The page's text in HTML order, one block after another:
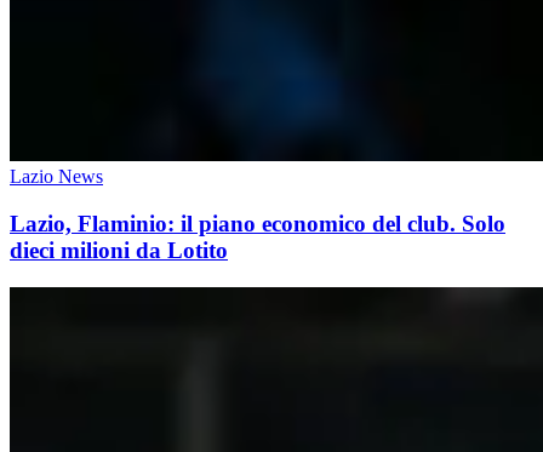
Lazio News
Lazio, Flaminio: il piano economico del club. Solo
dieci milioni da Lotito